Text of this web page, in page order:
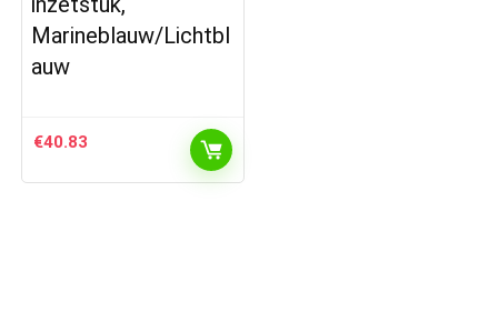
Marineblauw/Lichtbl
auw
€40.83